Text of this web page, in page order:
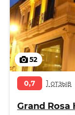
52
0,7 1 отзыв
Grand Rosa